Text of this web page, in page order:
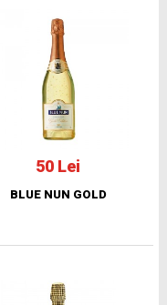
50 Lei
BLUE NUN GOLD